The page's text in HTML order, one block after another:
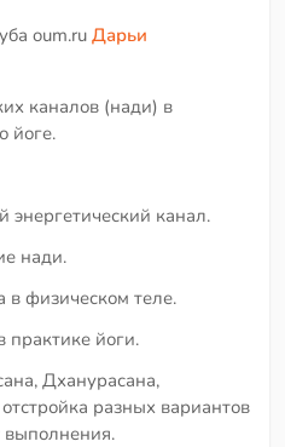
oum.ruДарьи
каналов (нади) в
йоге.
канал.
нади.
в физическом теле.
практике йоги.
Дханурасана,
разных вариантов